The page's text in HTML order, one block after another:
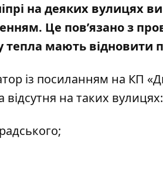
на деяких вулицях
Це пов’язано з
тепла мають відновити
із посиланням на КП
на таких вулицях: